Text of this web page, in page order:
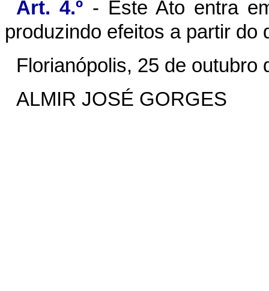
Art. 4.º - Este Ato entra
produzindo efeitos a partir do
Florianópolis, 25 de outubro
ALMIR JOSÉ GORGES